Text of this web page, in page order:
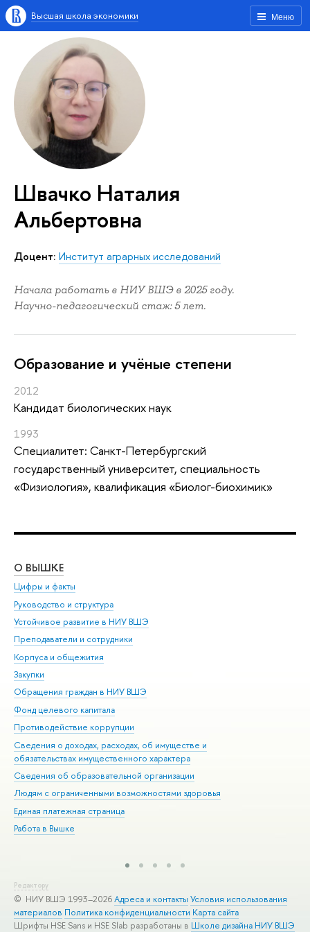
Меню
Высшая школа экономики
Швачко Наталия
Альбертовна
Доцент: Институт аграрных исследований
Начала работать в НИУ ВШЭ в 2025 году.
Научно-педагогический стаж: 5 лет.
Oбразование и учёные степени
2012
Кандидат биологических наук
1993
Специалитет: Санкт-Петербургский
государственный университет, специальность
«Физиология», квалификация «Биолог-биохимик»
О ВЫШКЕ
Цифры и факты
Руководство и структура
Устойчивое развитие в НИУ ВШЭ
Преподаватели и сотрудники
Корпуса и общежития
Закупки
Обращения граждан в НИУ ВШЭ
Фонд целевого капитала
Противодействие коррупции
Сведения о доходах, расходах, об имуществе и
обязательствах имущественного характера
Сведения об образовательной организации
Людям с ограниченными возможностями здоровья
Единая платежная страница
Работа в Вышке
Редактору
© НИУ ВШЭ 1993–2026Адреса и контакты Условия использования
материалов Политика конфиденциальности Карта сайта
Шрифты HSE Sans и HSE Slab разработаны в Школе дизайна НИУ ВШЭ